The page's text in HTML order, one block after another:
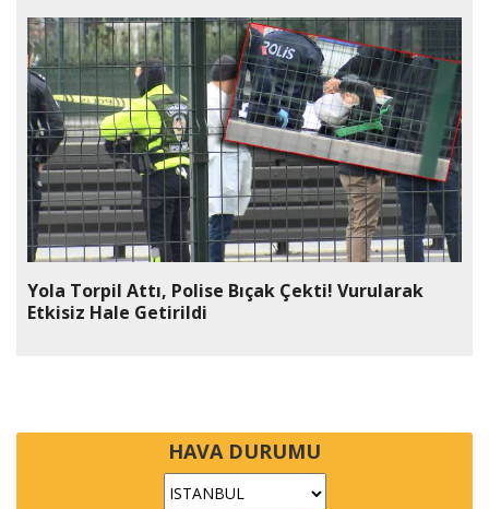
Yola Torpil Attı, Polise Bıçak Çekti! Vurularak
Etkisiz Hale Getirildi
HAVA DURUMU